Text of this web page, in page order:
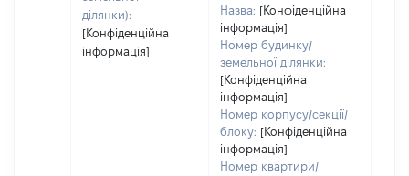
ділянки):
[Конфіденційна
інформація]
Назва: [Конфіденційна
інформація]
Номер будинку/
земельної ділянки:
[Конфіденційна
інформація]
Номер корпусу/секції/
блоку: [Конфіденційна
інформація]
Номер квартири/